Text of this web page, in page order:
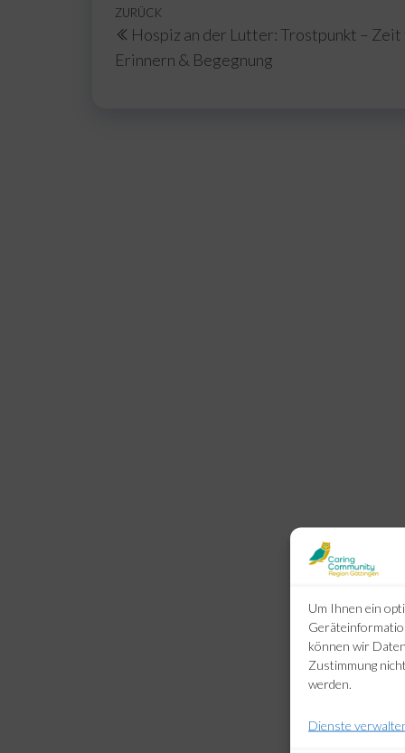
Um Ihnen ein
können wir
Zustimmung
werden.
Dienste
Beitragsnavigation
Vorheriger
Beitrag
ZURÜCK
Hospiz an der Lutter: Trostpunkt – Zeit
Erinnern & Begegnung